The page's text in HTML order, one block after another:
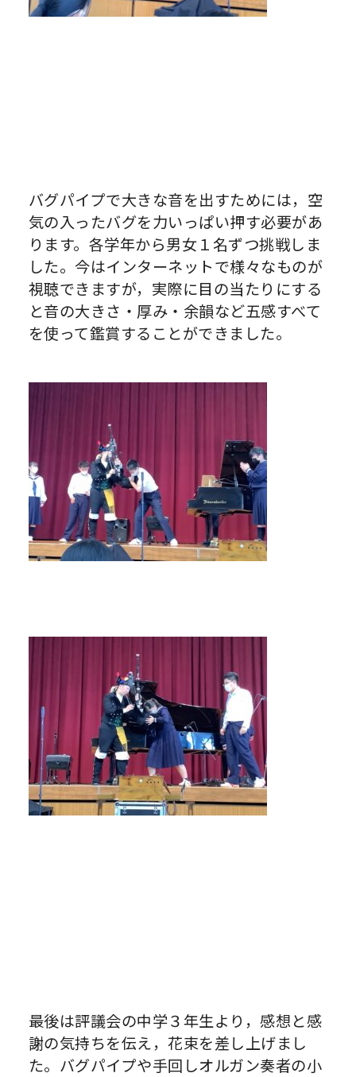
バグパイプで大きな音を出すためには，空
気の入ったバグを力いっぱい押す必要があ
ります。各学年から男女１名ずつ挑戦しま
した。今はインターネットで様々なものが
視聴できますが，実際に目の当たりにする
と音の大きさ・厚み・余韻など五感すべて
を使って鑑賞することができました。
最後は評議会の中学３年生より，感想と感
謝の気持ちを伝え，花束を差し上げまし
た。バグパイプや手回しオルガン奏者の小